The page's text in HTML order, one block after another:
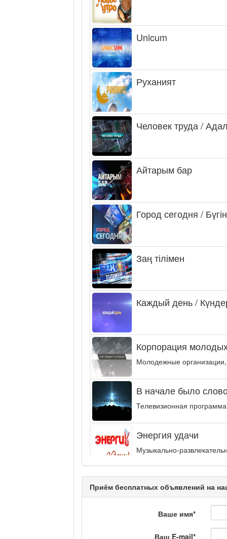
Unicum
Руханият
Человек труда /
Айтарым бар
Город сегодня /
Заң тілімен
Каждый день /
Корпорация
Молодежные
В начале было
Телевизионная
Энергия удачи
Музыкально-
Кәусар
На полицейской
Приём бесплатных объявлений на
Ваше имя*
Ваш E-mail*